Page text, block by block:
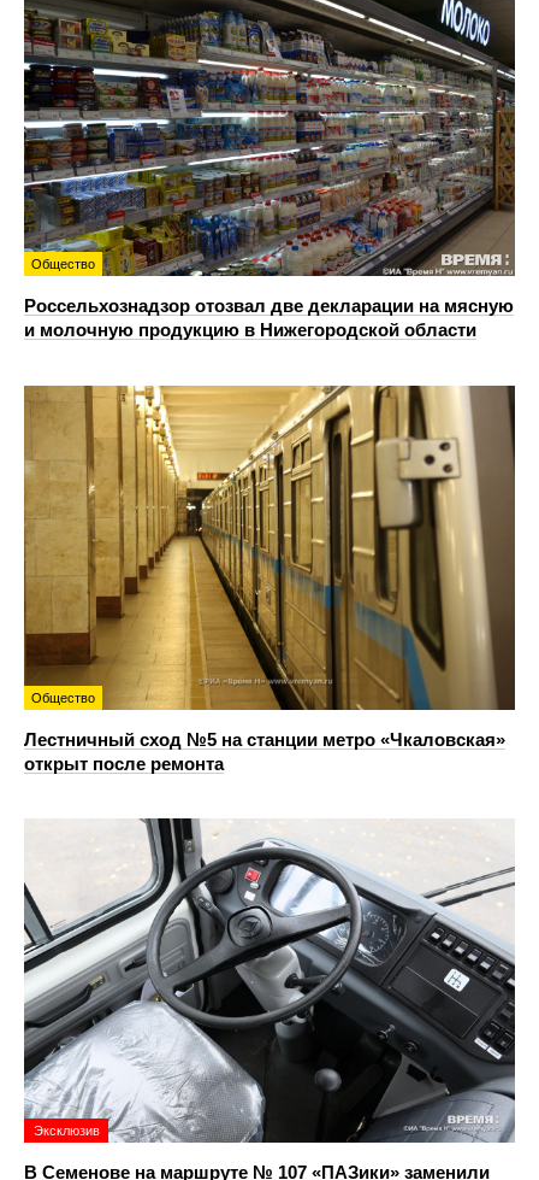
Общество
Россельхознадзор отозвал две декларации на мясную
и молочную продукцию в Нижегородской области
Общество
Лестничный сход №5 на станции метро «Чкаловская»
открыт после ремонта
Эксклюзив
В Семенове на маршруте № 107 «ПАЗики» заменили